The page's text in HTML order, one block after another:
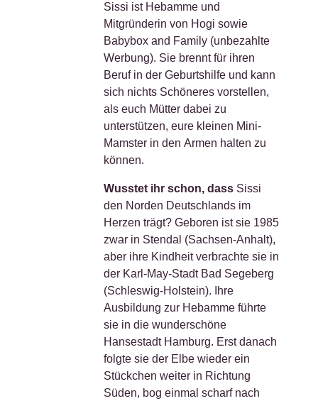
Sissi ist Hebamme und
Mitgründerin von Hogi sowie
Babybox and Family (unbezahlte
Werbung). Sie brennt für ihren
Beruf in der Geburtshilfe und kann
sich nichts Schöneres vorstellen,
als euch Mütter dabei zu
unterstützen, eure kleinen Mini-
Mamster in den Armen halten zu
können.
Wusstet ihr schon, dass Sissi
den Norden Deutschlands im
Herzen trägt? Geboren ist sie 1985
zwar in Stendal (Sachsen-Anhalt),
aber ihre Kindheit verbrachte sie in
der Karl-May-Stadt Bad Segeberg
(Schleswig-Holstein). Ihre
Ausbildung zur Hebamme führte
sie in die wunderschöne
Hansestadt Hamburg. Erst danach
folgte sie der Elbe wieder ein
Stückchen weiter in Richtung
Süden, bog einmal scharf nach